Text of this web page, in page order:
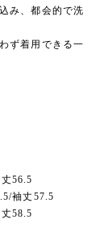
み、都会的で洗
ず着用できる一
56.5
袖丈57.5
58.5